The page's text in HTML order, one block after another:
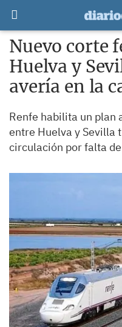
Nuevo corte
Huelva y
avería en la
Renfe habilita un
entre Huelva y Sevilla
circulación por falta